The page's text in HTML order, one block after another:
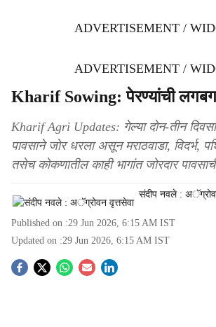
ADVERTISEMENT /
ADVERTISEMENT /
Kharif Sowing: पेरण्यांची
Kharif Agri Updates: गेल्या दोन-तीन
पावसाने जोर धरला असून मराठवाडा, विदर्भ,
तसेच कोकणातील काही भागांत जोरदार
संदीप नवले :
Published on :29 Jun 2026, 6:15 AM IST
Updated on :29 Jun 2026, 6:15 AM IST
S